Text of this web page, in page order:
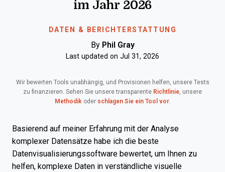
DATEN & BERICHTERSTATTUNG
im Jahr 2026
By Phil Gray
Last updated on Jul 31, 2026
Wir bewerten Tools unabhängig, und Provisionen helfen, unsere Tests
zu finanzieren. Sehen Sie unsere transparente Richtlinie, unsere
Methodikoder schlagen Sie ein Tool vor.
Basierend auf meiner Erfahrung mit der Analyse
komplexer Datensätze habe ich die beste
Datenvisualisierungssoftware bewertet, um Ihnen zu
helfen, komplexe Daten in verständliche visuelle